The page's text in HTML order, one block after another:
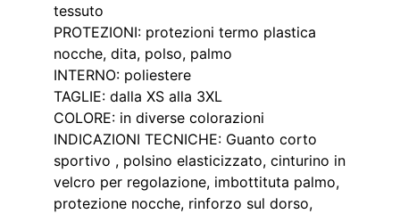
tessuto
PROTEZIONI: protezioni termo plastica
nocche, dita, polso, palmo
INTERNO: poliestere
TAGLIE: dalla XS alla 3XL
COLORE: in diverse colorazioni
INDICAZIONI TECNICHE: Guanto corto
sportivo , polsino elasticizzato, cinturino in
velcro per regolazione, imbottituta palmo,
protezione nocche, rinforzo sul dorso,